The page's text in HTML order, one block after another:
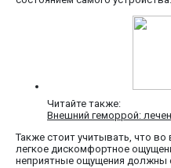
Читайте также:
Внешний геморрой:
Также стоит учитывать, что
легкое дискомфортное
неприятные ощущения должны